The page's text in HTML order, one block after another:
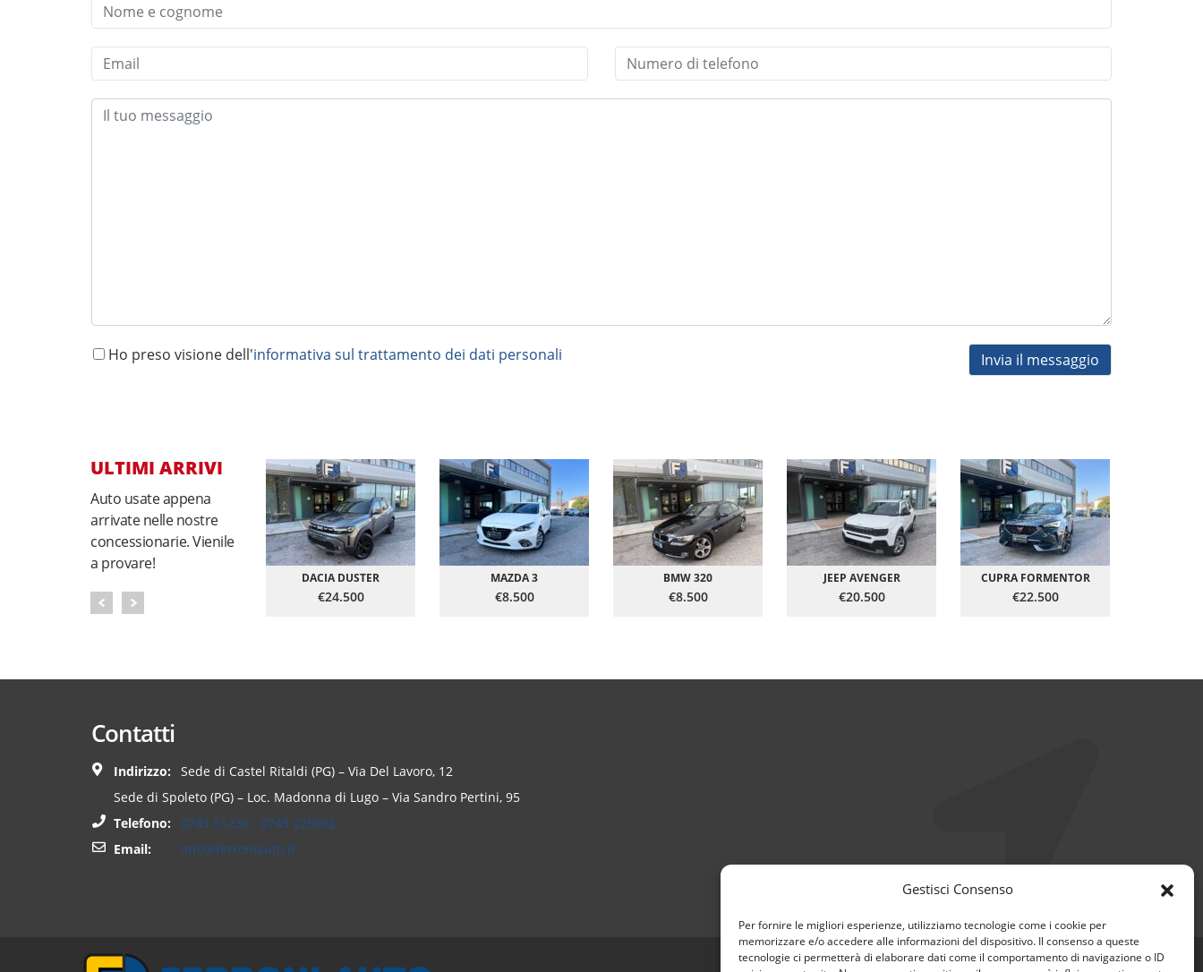
Gestisci Consenso
Per fornire le migliori esperienze, utilizziamo tecnologie come i cookie per
memorizzare e/o accedere alle informazioni del dispositivo. Il consenso a queste
tecnologie ci permetterà di elaborare dati come il comportamento di navigazione o ID
Ho preso visione dell'informativa sul trattamento dei dati personali
ULTIMI ARRIVI
Auto usate appena
arrivate nelle nostre
concessionarie. Vienile
a provare!
DACIA DUSTER
€24.500
MAZDA 3
€8.500
BMW 320
€8.500
JEEP AVENGER
€20.500
CUPRA FORMENTOR
€22.500
Contatti
Indirizzo:
Sede di Castel Ritaldi (PG) – Via Del Lavoro, 12
Sede di Spoleto (PG) – Loc. Madonna di Lugo – Via Sandro Pertini, 95
Telefono:
0743 51236 - 0743 225092
Email:
info@ferroniauto.it